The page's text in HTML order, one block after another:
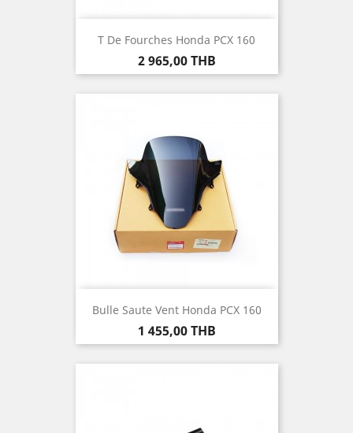
T De Fourches Honda PCX 160
Prix
2 965,00 THB
Bulle Saute Vent Honda PCX 160
Prix
1 455,00 THB